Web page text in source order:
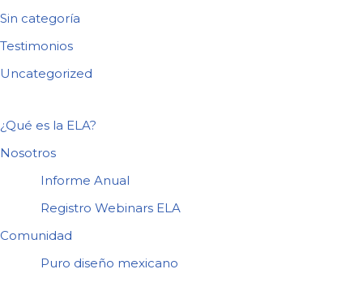
Sin categoría
Testimonios
Uncategorized
¿Qué es la ELA?
Nosotros
Informe Anual
Registro Webinars ELA
Comunidad
Puro diseño mexicano